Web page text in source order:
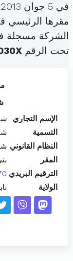
في 5 جوان 2013 برأس مال قدره
مقرها الرئيسي
الشركة مسجلة
تحت الرقم
الإسم التجاري
التسمية
النظام القانوني
المقر
الترقيم البريدي
الولاية